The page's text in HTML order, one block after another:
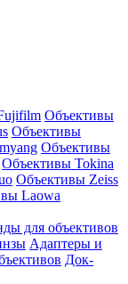
Объективы
Объективы
Объективы
Объективы Tokina
Объективы Zeiss
Laowa
для объективов
Адаптеры и
Док-